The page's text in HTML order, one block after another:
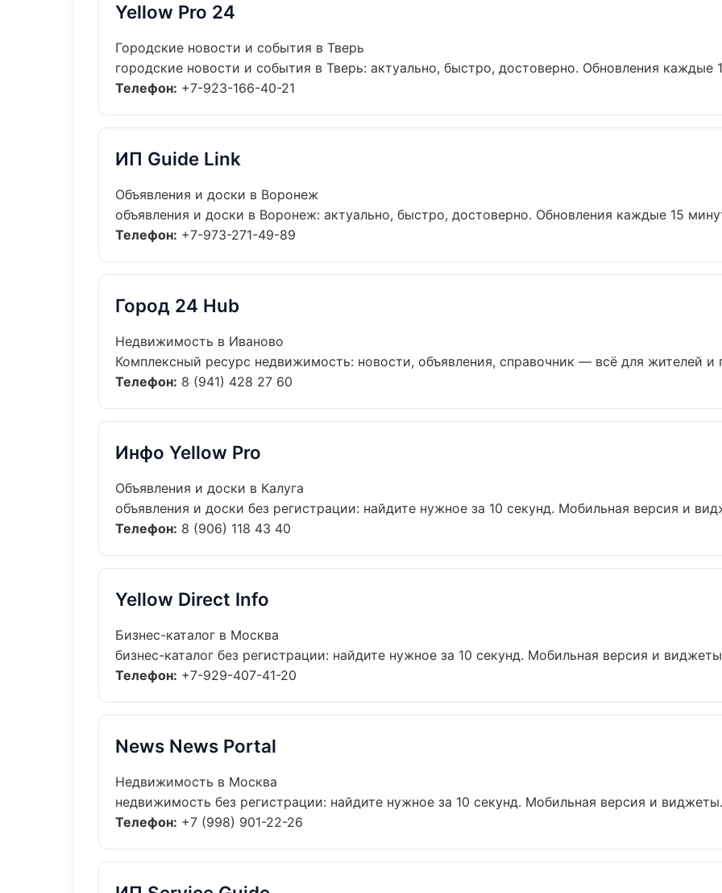
Yellow Pro 24
Городские новости и события в Тверь
городские новости и события в Тверь: актуально, быстро, достоверно. Обновления каждые
Телефон: +7-923-166-40-21
ИП Guide Link
Объявления и доски в Воронеж
объявления и доски в Воронеж: актуально, быстро, достоверно. Обновления каждые 15
Телефон: +7-973-271-49-89
Город 24 Hub
Недвижимость в Иваново
Комплексный ресурс недвижимость: новости, объявления, справочник — всё для жителей и
Телефон: 8 (941) 428 27 60
Инфо Yellow Pro
Объявления и доски в Калуга
объявления и доски без регистрации: найдите нужное за 10 секунд. Мобильная версия и
Телефон: 8 (906) 118 43 40
Yellow Direct Info
Бизнес-каталог в Москва
бизнес-каталог без регистрации: найдите нужное за 10 секунд. Мобильная версия и
Телефон: +7-929-407-41-20
News News Portal
Недвижимость в Москва
недвижимость без регистрации: найдите нужное за 10 секунд. Мобильная версия и
Телефон: +7 (998) 901-22-26